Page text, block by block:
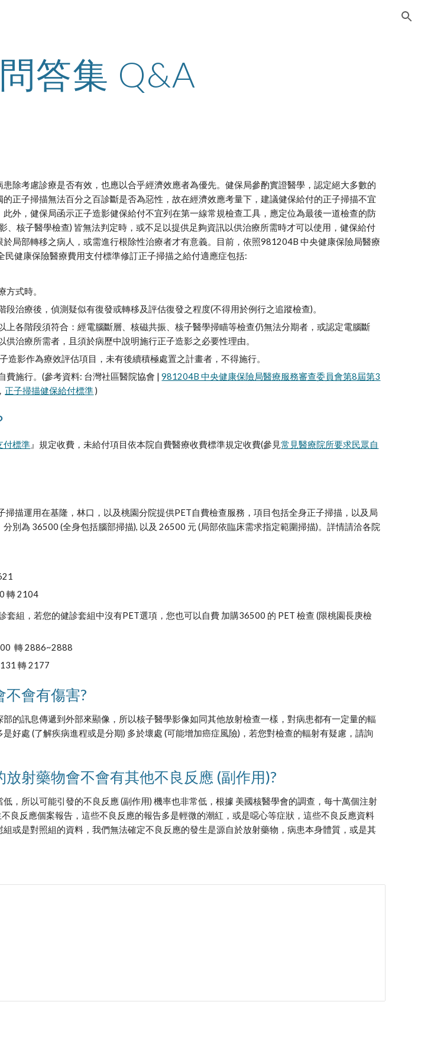
問答集 Q&A
除考慮診療是否有效，也應以合乎經濟效應者為優先。健保局參酌實證醫學，認定絕大多數的
正子掃描無法百分之百診斷是否為惡性，故在經濟效應考量下，建議健保給付的正子掃描不宜
外，健保局函示正子造影健保給付不宜列在第一線常規檢查工具，應定位為最後一道檢查的防
、核子醫學檢查) 皆無法判定時，或不足以提供足夠資訊以供治療所需時才可以使用，健保給付
局部轉移之病人，或需進行根除性治療者才有意義。目前，依照981204B 中央健康保險局醫療
健康保險醫療費用支付標準修訂正子掃描之給付適應症包括:
方式時。
治療後，偵測疑似有復發或轉移及評估復發之程度(不得用於例行之追蹤檢查)。
上各階段須符合：經電腦斷層、核磁共振、核子醫學掃瞄等檢查仍無法分期者，或認定電腦斷
治療所需者，且須於病歷中說明施行正子造影之必要性理由。
造影作為療效評估項目，未有後續積極處置之計畫者，不得施行。
費施行。(參考資料: 台灣社區醫院協會 | 981204B 中央健康保險局醫療服務審查委員會第8屆第3
正子掃描健保給付標準 )
付標準 』規定收費，未給付項目依本院自費醫療收費標準規定收費(參見常見醫療院所要求民眾自
掃描運用在基隆，林口，以及桃園分院提供PET自費檢查服務，項目包括全身正子掃描，以及局
別為 36500 (全身包括腦部掃描), 以及 26500 元 (局部依臨床需求指定範圍掃描)。詳情請洽各院
轉 2104
套組，若您的健診套組中沒有PET選項，您也可以自費 加購36500 的 PET 檢查 (限桃園長庚檢
轉 2886~2888
轉 2177
會有傷害?
的訊息傳遞到外部來顯像，所以核子醫學影像如同其他放射檢查一樣，對病患都有一定量的輻
好處 (了解疾病進程或是分期) 多於壞處 (可能增加癌症風險)，若您對檢查的輻射有疑慮，請詢
射藥物會不會有其他不良反應 (副作用)?
，所以可能引發的不良反應 (副作用) 機率也非常低，根據 美國核醫學會的調查，每十萬個注射
良反應個案報告，這些不良反應的報告多是輕微的潮紅，或是噁心等症狀，這些不良反應資料
或是對照組的資料，我們無法確定不良反應的發生是源自於放射藥物，病患本身體質，或是其